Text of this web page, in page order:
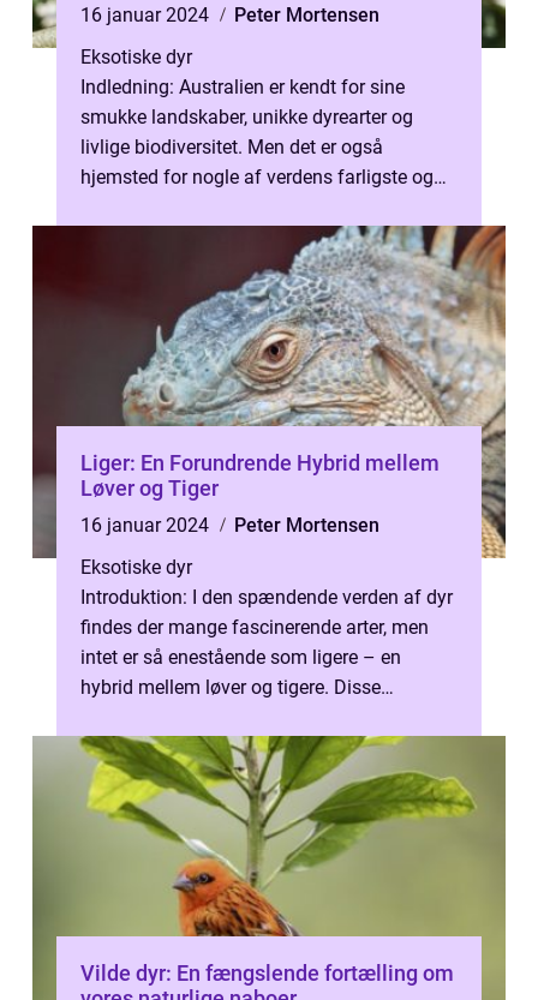
16 januar 2024
Peter Mortensen
Eksotiske dyr
Indledning: Australien er kendt for sine
smukke landskaber, unikke dyrearter og
livlige biodiversitet. Men det er også
hjemsted for nogle af verdens farligste og
Liger: En Forundrende Hybrid mellem
Løver og Tiger
16 januar 2024
Peter Mortensen
Eksotiske dyr
Introduktion: I den spændende verden af dyr
findes der mange fascinerende arter, men
intet er så enestående som ligere – en
hybrid mellem løver og tigere. Disse
Vilde dyr: En fængslende fortælling om